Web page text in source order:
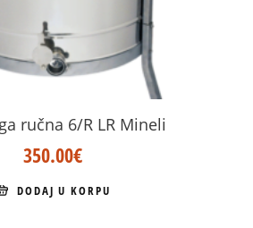
ručna 6/R LR Mineli
350.00€
DODAJ U KORPU